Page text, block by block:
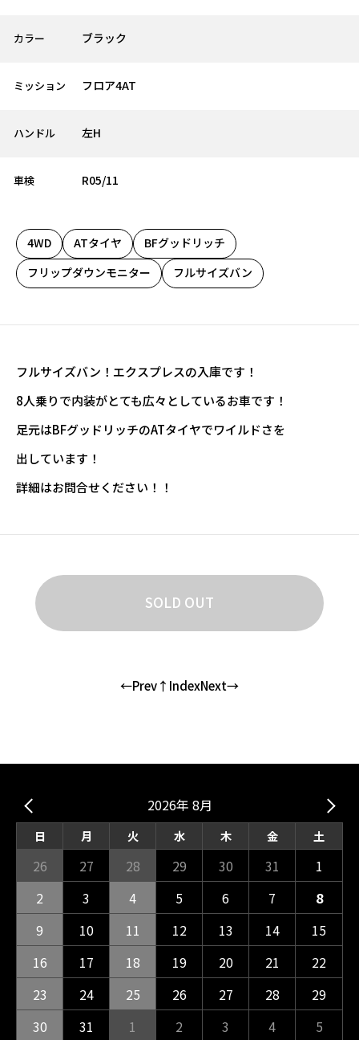
カラー ブラック
ミッション フロア4AT
ハンドル 左H
車検 R05/11
4WD ATタイヤ
BFグッドリッチ
フリップダウンモニター
フルサイズバン
フルサイズバン！エクスプレスの入庫です！
8人乗りで内装がとても広々としているお車です！
足元はBFグッドリッチのATタイヤでワイルドさを
出しています！
詳細はお問合せください！！
SOLD OUT
←Prev↑IndexNext→
2026年 8月
日 月 火 水 木 金 土
26 27 28 29 30 31
1
2
3 4 5 6 7
8
9
10 11 12 13 14
15
16
17 18 19 20 21
22
23
24 25 26 27 28
29
30
31 1 2 3 4 5